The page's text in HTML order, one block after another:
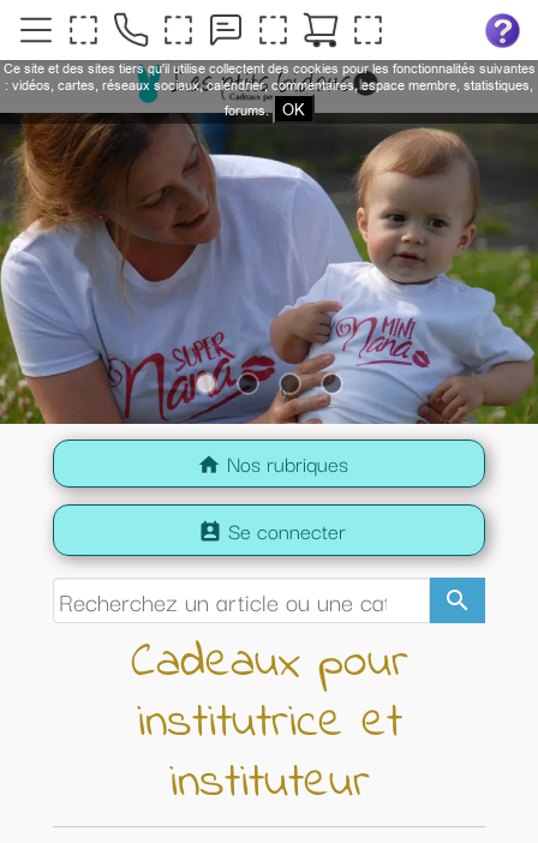
home Nos rubriques
search
perm_contact_calendar Se connecter
Cadeaux pour
institutrice et
instituteur
Ce site et des sites tiers qu'il utilise collectent des cookies pour les fonctionnalités suivantes
: vidéos, cartes, réseaux sociaux, calendrier, commentaires, espace membre, statistiques,
forums.
OK